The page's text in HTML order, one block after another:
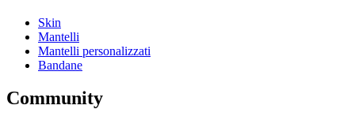
Skin
Mantelli
Mantelli personalizzati
Bandane
Community